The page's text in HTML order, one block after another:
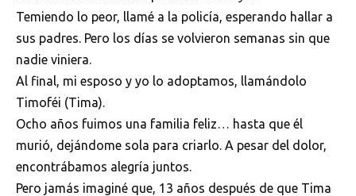
Temiendo lo peor, llamé a la policía, esperando hallar a
sus padres. Pero los días se volvieron semanas sin que
nadie viniera.
Al final, mi esposo y yo lo adoptamos, llamándolo
Timoféi (Tima).
Ocho años fuimos una familia feliz… hasta que él
murió, dejándome sola para criarlo. A pesar del dolor,
encontrábamos alegría juntos.
Pero jamás imaginé que, 13 años después de que Tima